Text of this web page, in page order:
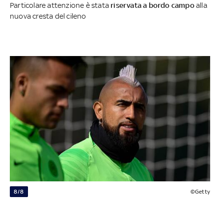
Particolare attenzione è stata riservata a bordo campoalla
nuova cresta del cileno
8/8 ©Getty